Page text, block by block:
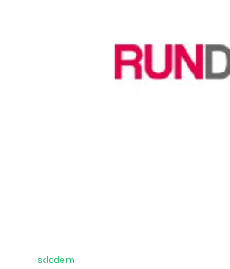
skladem